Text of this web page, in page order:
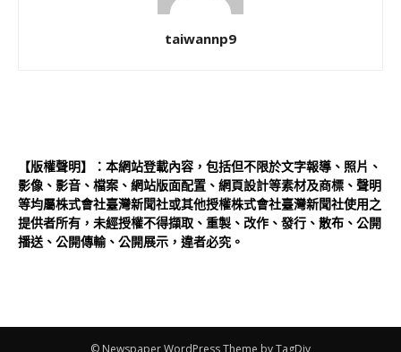
taiwannp9
【版權聲明】：本網站登載內容，包括但不限於文字報導、照片、
影像、影音、檔案、網站版面配置、網頁設計等素材及商標、聲明
等均屬株式會社臺灣新聞社或其他授權株式會社臺灣新聞社使用之
提供者所有，未經授權不得擷取、重製、改作、發行、散布、公開
播送、公開傳輸、公開展示，違者必究。
© Newspaper WordPress Theme by TagDiv